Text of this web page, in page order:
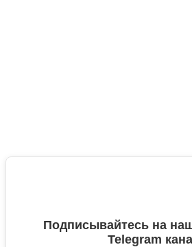
Подписывайтесь на
Telegram